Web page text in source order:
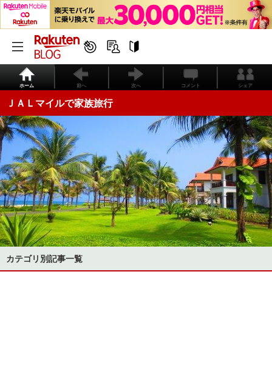
ホーム 前へ 次へ コメント シェア
ＪＡＬマイルで家族旅行
カテゴリ別記事一覧